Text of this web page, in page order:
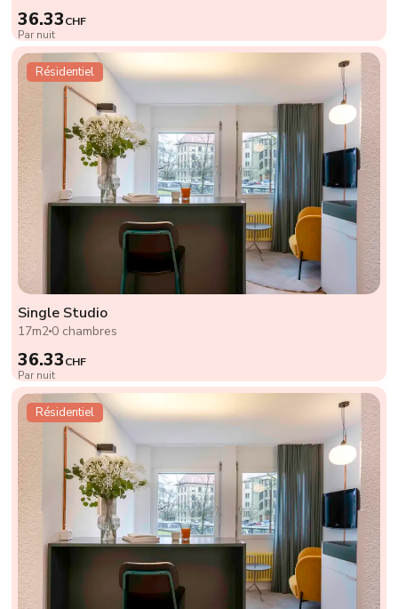
36.33CHF
Par nuit
Résidentiel
Single Studio
17m2 0 chambres
36.33CHF
Par nuit
Résidentiel